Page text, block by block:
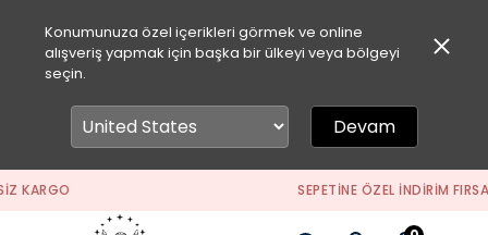
Konumunuza özel içerikleri görmek ve online
alışveriş yapmak için başka bir ülkeyi veya bölgeyi
seçin.
Devam
SEPETİNE ÖZEL İNDİRİM FIRSATLARINI KAÇIRMA